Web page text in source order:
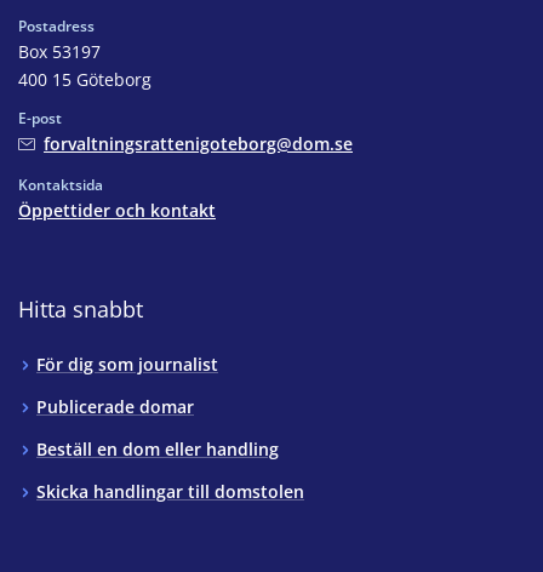
Postadress
Box 53197
400 15 Göteborg
E-post
forvaltningsrattenigoteborg@dom.se
Kontaktsida
Öppettider och kontakt
Hitta snabbt
För dig som journalist
Publicerade domar
Beställ en dom eller handling
Skicka handlingar till domstolen